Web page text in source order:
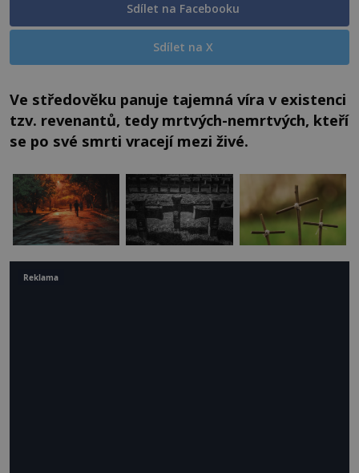
Sdílet na Facebooku
Sdílet na X
Ve středověku panuje tajemná víra v existenci
tzv. revenantů, tedy mrtvých-nemrtvých, kteří
se po své smrti vracejí mezi živé.
Reklama